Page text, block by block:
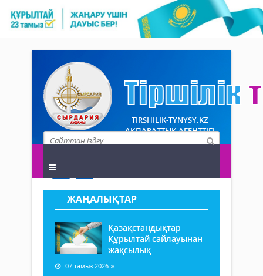
TIRSHILIK-TYNYSY.KZ
АҚПАРАТТЫҚ АГЕНТТІГІ
ЖАҢАЛЫҚТАР
Қазақстандықтар
Құрылтай сайлауынан
жақсылық
07 тамыз 2026 ж.